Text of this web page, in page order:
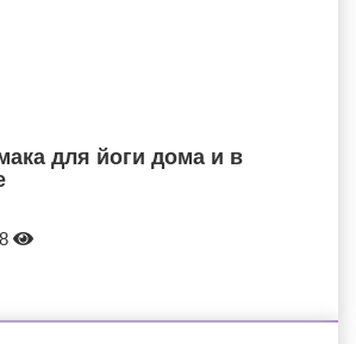
для йоги дома и в